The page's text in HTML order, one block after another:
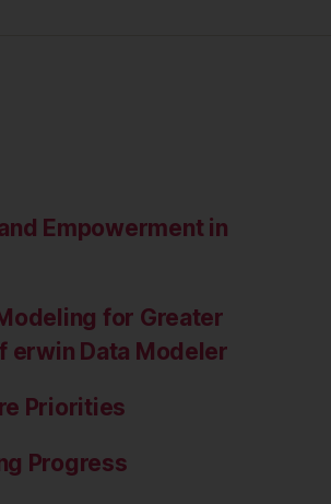
Empowerment in
for Greater
erwin Data Modeler
Priorities
Progress